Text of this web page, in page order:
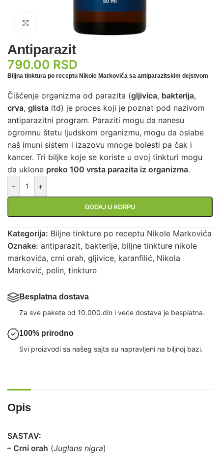
Zumiraj sliku
Antiparazit
790.00 RSD
Biljna tinktura po receptu Nikole Markovića sa antiparazitskim dejstvom
Čišćenje organizma od parazita (gljivica, bakterija,
crva, glista itd) je proces koji je poznat pod nazivom
antiparazitni program. Paraziti mogu da nanesu
ogromnu štetu ljudskom organizmu, mogu da oslabe
naš imuni sistem i izazovu mnoge bolesti pa čak i
kancer. Tri biljke koje se koriste u ovoj tinkturi mogu
da uklone preko 100 vrsta parazita iz organizma.
-
+
DODAJ U KORPU
Kategorija: Biljne tinkture po receptu Nikole Markovića
Oznake: antiparazit, bakterije, biljne tinkture nikole
markovića, crni orah, gljivice, karanfilić, Nikola
Marković, pelin, tinkture
Besplatna dostava
Za sve pakete od 10.000.din i veće dostava je besplatna.
100% prirodno
Svi proizvodi sa našeg sajta su napravljeni na biljnoj bazi.
Opis
SASTAV:
– Crni orah (Juglans nigra)